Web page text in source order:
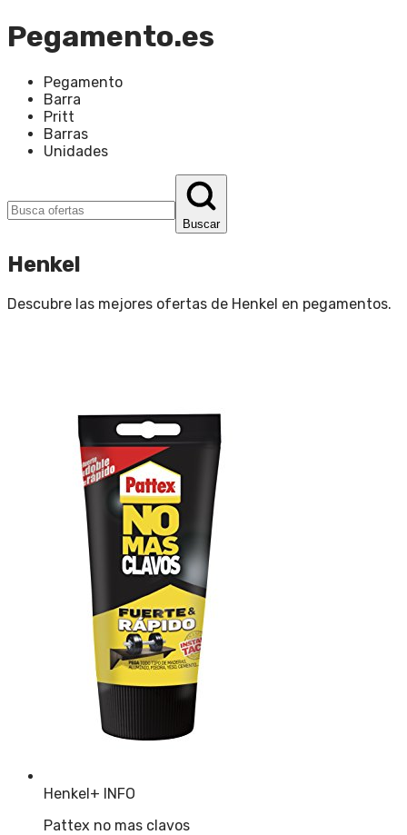
Pegamento.es
Pegamento
Barra
Pritt
Barras
Unidades
Buscar
Henkel
Descubre las mejores ofertas de Henkel en pegamentos.
Henkel+ INFO
Pattex no mas clavos